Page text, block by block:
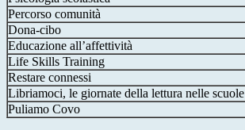
Percorso comunità
Dona-cibo
Educazione all’affettività
Life Skills Training
Restare connessi
Libriamoci, le giornate della lettura nelle scuole
Puliamo Covo